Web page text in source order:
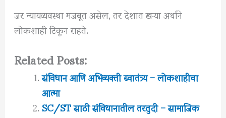
जर न्यायव्यवस्था मजबूत असेल, तर देशात खऱ्या अर्थाने
लोकशाही टिकून राहते.
Related Posts:
संविधान आणि अभिव्यक्ती स्वातंत्र्य – लोकशाहीचा
आत्मा
SC/ST साठी संविधानातील तरतुदी – सामाजिक